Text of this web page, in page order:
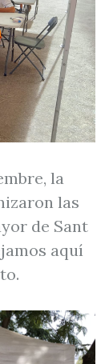
la
las
de Sant
aquí